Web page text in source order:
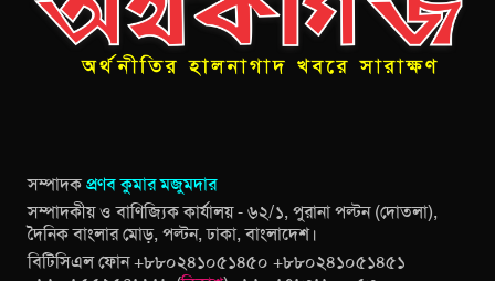
সম্পাদকপ্রণব কুমার মজুমদার
সম্পাদকীয় ও বাণিজ্যিক কার্যালয় - ৬২/১, পুরানা পল্টন (দোতলা),
দৈনিক বাংলার মোড়, পল্টন, ঢাকা, বাংলাদেশ।
বিটিসিএল ফোন +৮৮০২৪১০৫১৪৫০ +৮৮০২৪১০৫১৪৫১